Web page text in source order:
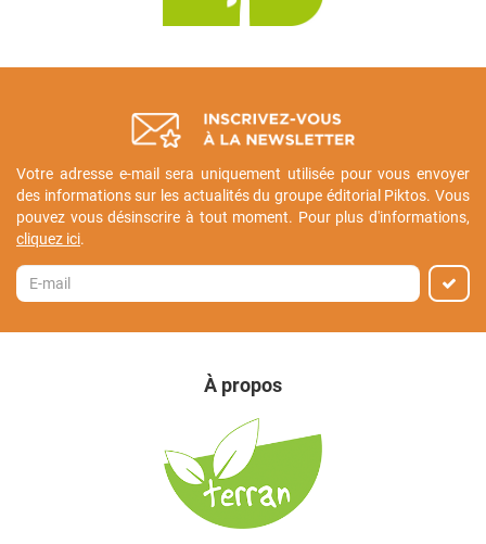
Votre adresse e-mail sera uniquement utilisée pour vous envoyer
des informations sur les actualités du groupe éditorial Piktos. Vous
pouvez vous désinscrire à tout moment. Pour plus d'informations,
cliquez ici.
À propos